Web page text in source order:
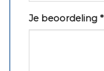
Je beoordeling *